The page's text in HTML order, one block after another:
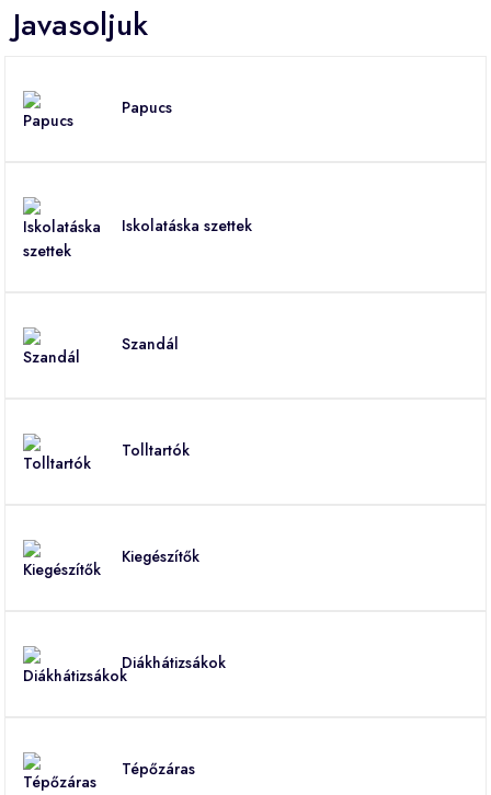
Javasoljuk
Papucs
Iskolatáska szettek
Szandál
Tolltartók
Kiegészítők
Diákhátizsákok
Tépőzáras